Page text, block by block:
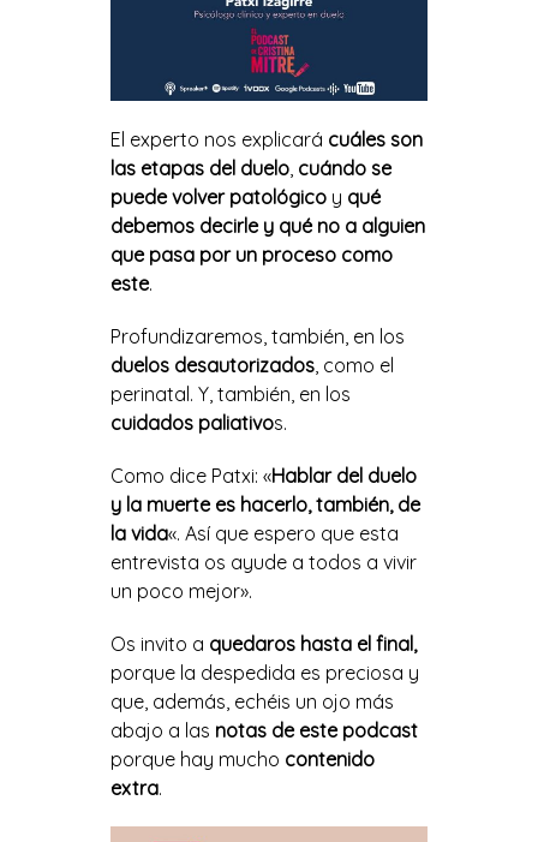
El experto nos explicará cuáles son
las etapas del duelo,cuándo se
puede volver patológicoy qué
debemos decirle y qué no a alguien
que pasa por un proceso como
este.
Profundizaremos, también, en los
duelos desautorizados, como el
perinatal. Y, también, en los
cuidados paliativos.
Como dice Patxi: «Hablar del duelo
y la muerte es hacerlo, también, de
la vida«. Así que espero que esta
entrevista os ayude a todos a vivir
un poco mejor».
Os invito a quedaros hasta el final,
porque la despedida es preciosa y
que, además, echéis un ojo más
abajo a las notas de este podcast
porque hay mucho contenido
extra.